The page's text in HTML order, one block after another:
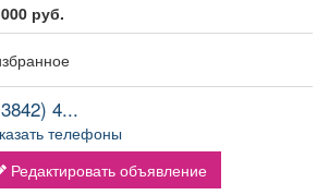
Я - пенсионер
руб.
4...
телефоны
Редактировать объявление